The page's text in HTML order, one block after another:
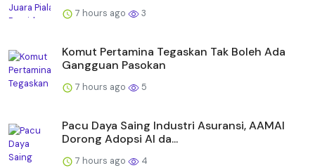
7 hours ago 3
Komut Pertamina Tegaskan Tak Boleh Ada
Gangguan Pasokan
7 hours ago 5
Pacu Daya Saing Industri Asuransi, AAMAI
Dorong Adopsi AI da...
7 hours ago 4